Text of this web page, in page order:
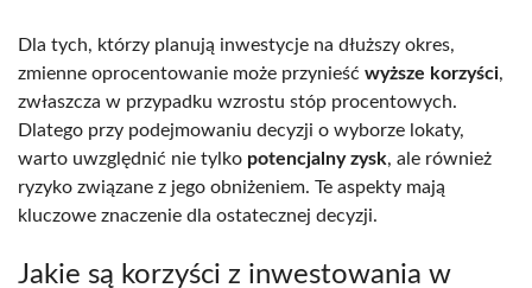
Dla tych, którzy planują inwestycje na dłuższy okres,
zmienne oprocentowanie może przynieść wyższe korzyści,
zwłaszcza w przypadku wzrostu stóp procentowych.
Dlatego przy podejmowaniu decyzji o wyborze lokaty,
warto uwzględnić nie tylko potencjalny zysk, ale również
ryzyko związane z jego obniżeniem. Te aspekty mają
kluczowe znaczenie dla ostatecznej decyzji.
Jakie są korzyści z inwestowania w